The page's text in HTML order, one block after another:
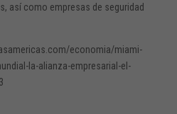
así como empresas de seguridad
economia/miami-
la-alianza-empresarial-el-